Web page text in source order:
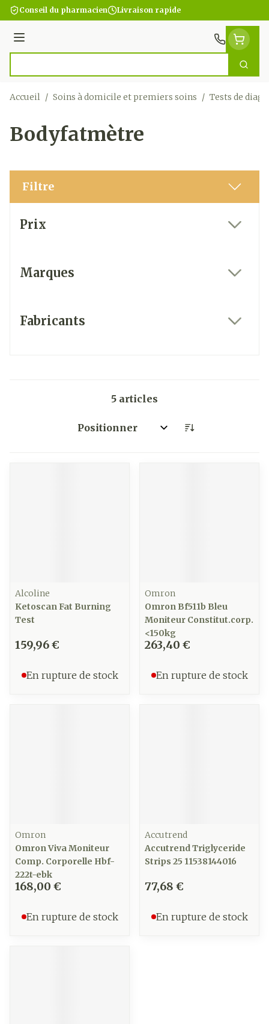
Aller au contenu
Conseil du pharmacien Livraison rapide
Menu
Accueil / Soins à domicile et premiers soins / Tests de
Bodyfatmètre
Filtre
Prix
Marques
Fabricants
5 articles
Trier par:
Alcoline
Ketoscan Fat Burning
Test
159,96 €
En rupture de stock
Omron
Omron Bf511b Bleu
Moniteur Constitut.corp.
<150kg
263,40 €
En rupture de stock
Omron
Omron Viva Moniteur
Comp. Corporelle Hbf-
222t-ebk
168,00 €
En rupture de stock
Accutrend
Accutrend Triglyceride
Strips 25 11538144016
77,68 €
En rupture de stock